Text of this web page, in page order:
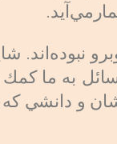
نبوده‌اند.
به ما كمك
و دانشي كه